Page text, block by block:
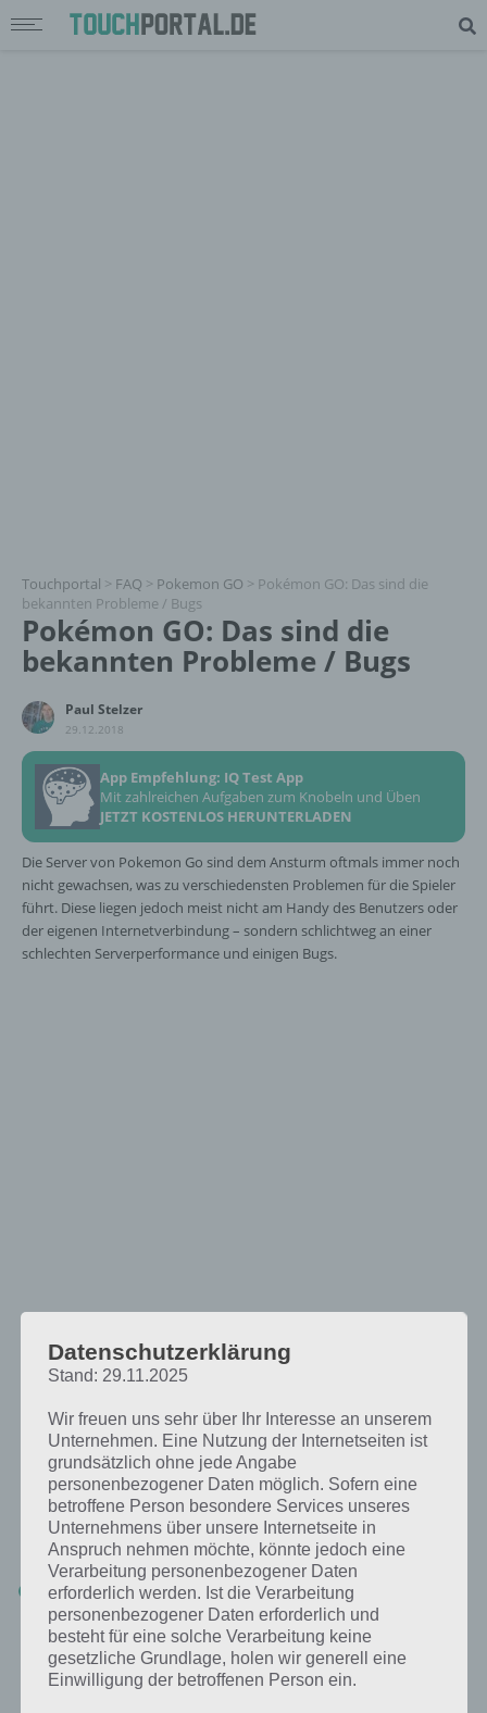
Touchportal > FAQ > Pokemon GO > Pokémon GO: Das sind die
bekannten Probleme / Bugs
Pokémon GO: Das sind die
bekannten Probleme / Bugs
Paul Stelzer
29.12.2018
App Empfehlung: IQ Test App
Mit zahlreichen Aufgaben zum Knobeln und Üben
JETZT KOSTENLOS HERUNTERLADEN
Die Server von Pokemon Go sind dem Ansturm oftmals immer noch
nicht gewachsen, was zu verschiedensten Problemen für die Spieler
führt. Diese liegen jedoch meist nicht am Handy des Benutzers oder
der eigenen Internetverbindung – sondern schlichtweg an einer
schlechten Serverperformance und einigen Bugs.
Häufig auftretende Bugs in Pokemon Go
Nach demFang eines Pokémonbleibt der Ball einfach liegen
und es geht nicht mehr weiter. In diesem Fall muss die App
neugestartet werden – es erholt sich in der Regel nicht von selbst.
Danach kannst du in deiner Kollektion schauen, ob du das
entsprechende Pokémon gefangen hast…falls es sich aus
dem Pokéball befreit hat, hast du leider Pech gehabt.
Datenschutzerklärung
Stand: 29.11.2025
Wir freuen uns sehr über Ihr Interesse an unserem
Unternehmen. Eine Nutzung der Internetseiten ist
grundsätzlich ohne jede Angabe
personenbezogener Daten möglich. Sofern eine
betroffene Person besondere Services unseres
Unternehmens über unsere Internetseite in
Anspruch nehmen möchte, könnte jedoch eine
Verarbeitung personenbezogener Daten
erforderlich werden. Ist die Verarbeitung
personenbezogener Daten erforderlich und
besteht für eine solche Verarbeitung keine
gesetzliche Grundlage, holen wir generell eine
Einwilligung der betroffenen Person ein.